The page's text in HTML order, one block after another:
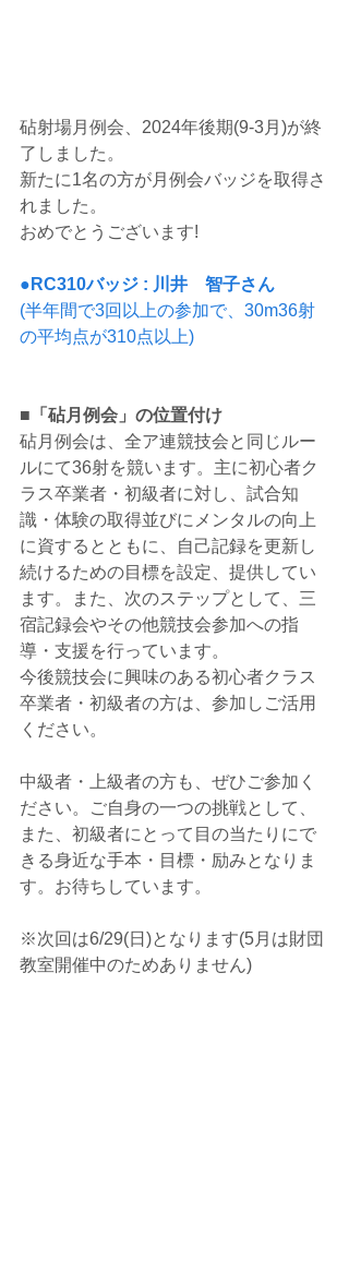
砧射場月例会、2024年後期(9-3月)が終
了しました。
新たに1名の方が月例会バッジを取得さ
れました。
おめでとうございます!
●RC310バッジ : 川井　智子さん
(半年間で3回以上の参加で、30m36射
の平均点が310点以上)
■「砧月例会」の位置付け
砧月例会は、全ア連競技会と同じルー
ルにて36射を競います。主に初心者ク
ラス卒業者・初級者に対し、試合知
識・体験の取得並びにメンタルの向上
に資するとともに、自己記録を更新し
続けるための目標を設定、提供してい
ます。また、次のステップとして、三
宿記録会やその他競技会参加への指
導・支援を行っています。
今後競技会に興味のある初心者クラス
卒業者・初級者の方は、参加しご活用
ください。
中級者・上級者の方も、ぜひご参加く
ださい。ご自身の一つの挑戦として、
また、初級者にとって目の当たりにで
きる身近な手本・目標・励みとなりま
す。お待ちしています。
※次回は6/29(日)となります(5月は財団
教室開催中のためありません)